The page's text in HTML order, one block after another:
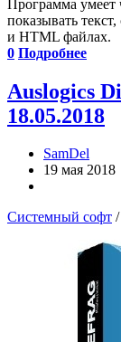
Программа
показывать
и HTML файлах.
0 Подробнее
Auslogics
18.05.2018
SamDel
19 мая 2018
Системный софт /